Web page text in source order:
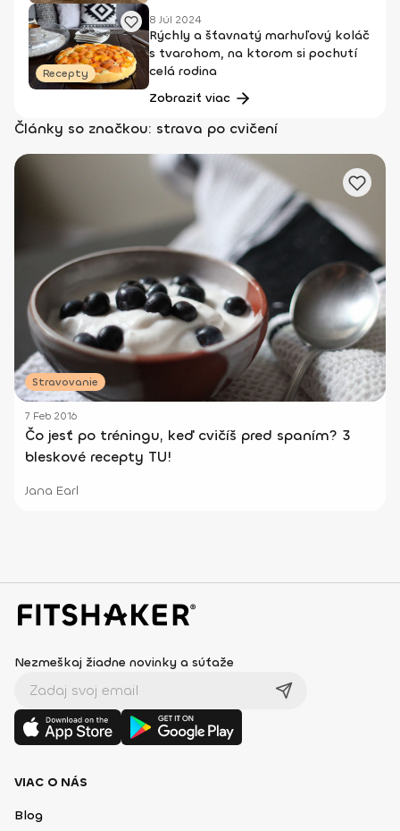
Recepty
8 Júl 2024
Rýchly a šťavnatý marhuľový koláč
s tvarohom, na ktorom si pochutí
celá rodina
Zobraziť viac
Články so značkou: strava po cvičení
Stravovanie
7 Feb 2016
Čo jesť po tréningu, keď cvičíš pred spaním? 3
bleskové recepty TU!
Jana Earl
Nezmeškaj žiadne novinky a súťaže
VIAC O NÁS
Blog